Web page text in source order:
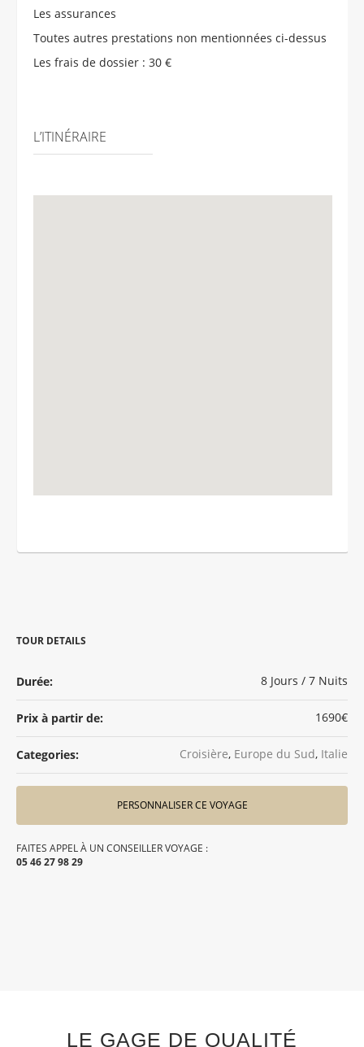
Les assurances
Toutes autres prestations non mentionnées ci-dessus
Les frais de dossier : 30 €
L’ITINÉRAIRE
TOUR DETAILS
Durée: 8 Jours / 7 Nuits
Prix à partir de: 1690€
Categories: Croisière, Europe du Sud, Italie
PERSONNALISER CE VOYAGE
FAITES APPEL À UN CONSEILLER VOYAGE :
05 46 27 98 29
LE GAGE DE QUALITÉ